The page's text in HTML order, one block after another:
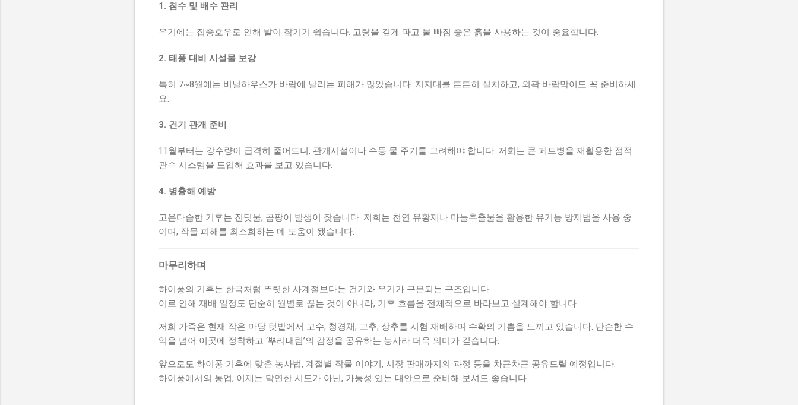
1. 침수 및 배수 관리
우기에는 집중호우로 인해 밭이 잠기기 쉽습니다. 고랑을 깊게 파고 물 빠짐 좋은 흙을 사용하는 것이 중요합니다.
2. 태풍 대비 시설물 보강
특히 7~8월에는 비닐하우스가 바람에 날리는 피해가 많았습니다. 지지대를 튼튼히 설치하고, 외곽 바람막이도 꼭 준비하세
요.
3. 건기 관개 준비
11월부터는 강수량이 급격히 줄어드니, 관개시설이나 수동 물 주기를 고려해야 합니다. 저희는 큰 페트병을 재활용한 점적
관수 시스템을 도입해 효과를 보고 있습니다.
4. 병충해 예방
고온다습한 기후는 진딧물, 곰팡이 발생이 잦습니다. 저희는 천연 유황제나 마늘추출물을 활용한 유기농 방제법을 사용 중
이며, 작물 피해를 최소화하는 데 도움이 됐습니다.
마무리하며
하이퐁의 기후는 한국처럼 뚜렷한 사계절보다는 건기와 우기가 구분되는 구조입니다.
이로 인해 재배 일정도 단순히 월별로 끊는 것이 아니라, 기후 흐름을 전체적으로 바라보고 설계해야 합니다.
저희 가족은 현재 작은 마당 텃밭에서 고수, 청경채, 고추, 상추를 시험 재배하며 수확의 기쁨을 느끼고 있습니다. 단순한 수
익을 넘어 이곳에 정착하고 ‘뿌리내림’의 감정을 공유하는 농사라 더욱 의미가 깊습니다.
앞으로도 하이퐁 기후에 맞춘 농사법, 계절별 작물 이야기, 시장 판매까지의 과정 등을 차근차근 공유드릴 예정입니다.
하이퐁에서의 농업, 이제는 막연한 시도가 아닌, 가능성 있는 대안으로 준비해 보셔도 좋습니다.